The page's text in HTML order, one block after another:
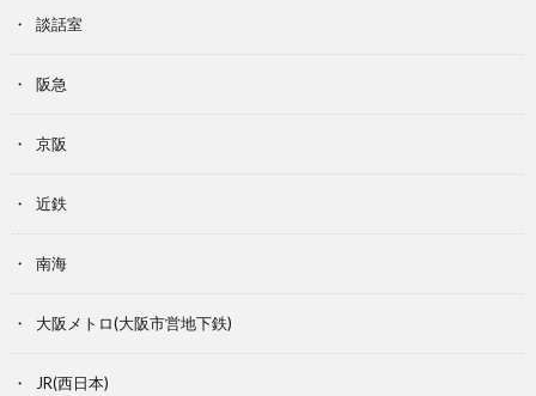
談話室
阪急
京阪
近鉄
南海
大阪メトロ(大阪市営地下鉄)
JR(西日本)